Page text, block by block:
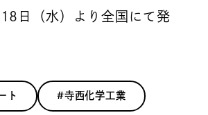
日（水）より全国にて発
ト #寺西化学工業